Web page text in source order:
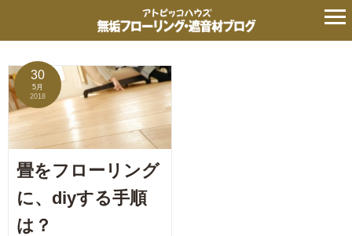
の記事
30
5月
2018
畳をフローリング
に、diyする手順
は？